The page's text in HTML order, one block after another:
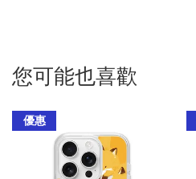
您可能也喜歡
優惠